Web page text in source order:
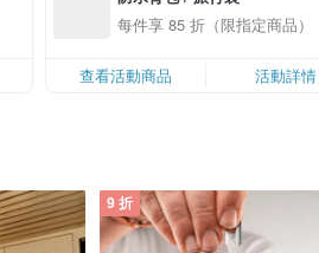
每件享 85 折（限指定商品）
查看活動商品 活動詳情
9 折